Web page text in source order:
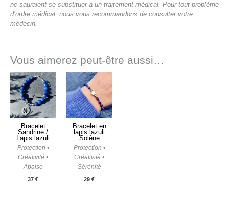
ne sauraient se substituer à un traitement médical. Pour tout problème
d’ordre médical, nous vous recommandons de consulter votre
médecin.
Vous aimerez peut-être aussi…
Bracelet
Sandrine /
Lapis lazuli
Protection •
Créativité •
Apaise
37€
Bracelet en
lapis lazuli
Solène
Protection •
Créativité •
Sérénité
29€